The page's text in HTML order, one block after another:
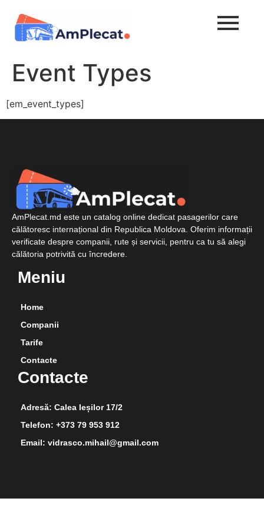
Event Types
[em_event_types]
AmPlecat.md este un catalog online dedicat pasagerilor care
călătoresc internațional din Republica Moldova. Oferim informații
verificate despre companii, rute și servicii, pentru ca tu să alegi
călătoria potrivită cu încredere.
Meniu
Home
Companii
Tarife
Contacte
Contacte
Adresă: Calea Ieșilor 17/2
Telefon: +373 79 953 912
Email: vidrasco.mihail@gmail.com